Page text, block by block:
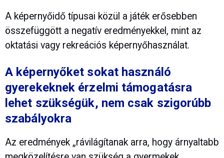
A képernyőidő típusai közül a játék erősebben
összefüggött a negatív eredményekkel, mint az
oktatási vagy rekreációs képernyőhasználat.
A képernyőket sokat használó
gyerekeknek érzelmi támogatásra
lehet szükségük, nem csak szigorúbb
szabályokra
Az eredmények „rávilágítanak arra, hogy árnyaltabb